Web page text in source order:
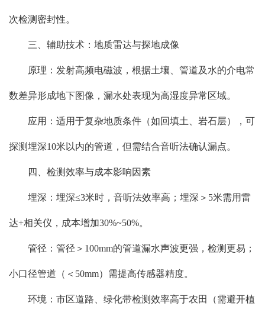
次检测密封性。
三、辅助技术：地质雷达与探地成像
原理：发射高频电磁波，根据土壤、管道及水的介电常
数差异形成地下图像，漏水处表现为高湿度异常区域。
应用：适用于复杂地质条件（如回填土、岩石层），可
探测埋深10米以内的管道，但需结合音听法确认漏点。
四、检测效率与成本影响因素
埋深：埋深≤3米时，音听法效率高；埋深＞5米需用雷
达+相关仪，成本增加30%~50%。
管径：管径＞100mm的管道漏水声波更强，检测更易；
小口径管道（＜50mm）需提高传感器精度。
环境：市区道路、绿化带检测效率高于农田（需避开植